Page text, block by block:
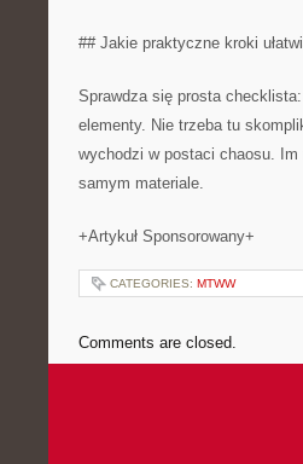
## Jakie praktyczne kroki
Sprawdza się prosta
elementy. Nie trzeba tu
wychodzi w postaci chaosu. Im
samym materiale.
+Artykuł Sponsorowany+
CATEGORIES: MTWW
Comments are closed.